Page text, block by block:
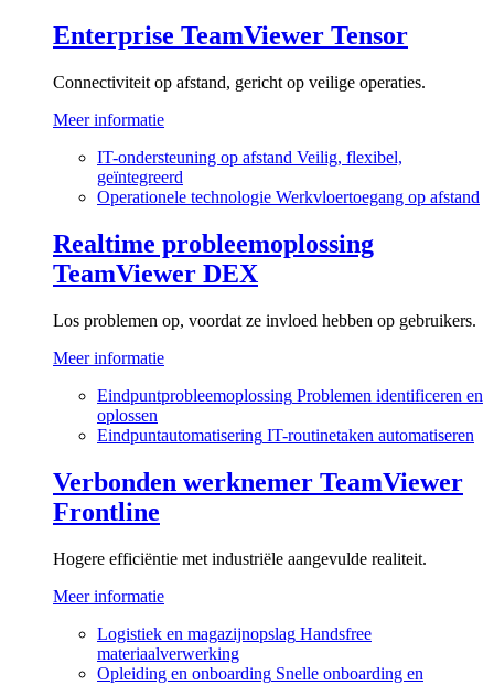
Enterprise TeamViewer Tensor
Connectiviteit op afstand, gericht op veilige operaties.
Meer informatie
IT-ondersteuning op afstand Veilig, flexibel,
geïntegreerd
Operationele technologie Werkvloertoegang op afstand
Realtime probleemoplossing
TeamViewer DEX
Los problemen op, voordat ze invloed hebben op gebruikers.
Meer informatie
Eindpuntprobleemoplossing Problemen identificeren en
oplossen
Eindpuntautomatisering IT-routinetaken automatiseren
Verbonden werknemer TeamViewer
Frontline
Hogere efficiëntie met industriële aangevulde realiteit.
Meer informatie
Logistiek en magazijnopslag Handsfree
materiaalverwerking
Opleiding en onboarding Snelle onboarding en